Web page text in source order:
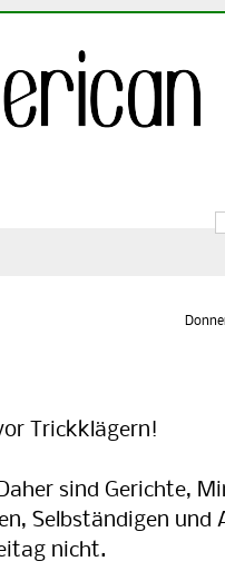
Trickklägern!
sind Gerichte,
Selbständigen und
nicht.